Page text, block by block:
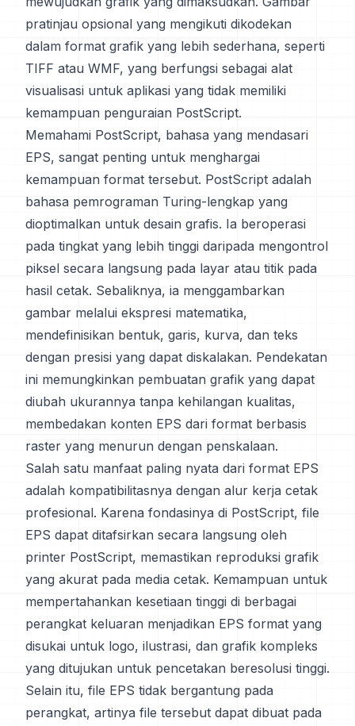
pratinjau opsional yang mengikuti dikodekan
dalam format grafik yang lebih sederhana, seperti
TIFF atau WMF, yang berfungsi sebagai alat
visualisasi untuk aplikasi yang tidak memiliki
kemampuan penguraian PostScript.
Memahami PostScript, bahasa yang mendasari
EPS, sangat penting untuk menghargai
kemampuan format tersebut. PostScript adalah
bahasa pemrograman Turing-lengkap yang
dioptimalkan untuk desain grafis. Ia beroperasi
pada tingkat yang lebih tinggi daripada mengontrol
piksel secara langsung pada layar atau titik pada
hasil cetak. Sebaliknya, ia menggambarkan
gambar melalui ekspresi matematika,
mendefinisikan bentuk, garis, kurva, dan teks
dengan presisi yang dapat diskalakan. Pendekatan
ini memungkinkan pembuatan grafik yang dapat
diubah ukurannya tanpa kehilangan kualitas,
membedakan konten EPS dari format berbasis
raster yang menurun dengan penskalaan.
Salah satu manfaat paling nyata dari format EPS
adalah kompatibilitasnya dengan alur kerja cetak
profesional. Karena fondasinya di PostScript, file
EPS dapat ditafsirkan secara langsung oleh
printer PostScript, memastikan reproduksi grafik
yang akurat pada media cetak. Kemampuan untuk
mempertahankan kesetiaan tinggi di berbagai
perangkat keluaran menjadikan EPS format yang
disukai untuk logo, ilustrasi, dan grafik kompleks
yang ditujukan untuk pencetakan beresolusi tinggi.
Selain itu, file EPS tidak bergantung pada
perangkat, artinya file tersebut dapat dibuat pada